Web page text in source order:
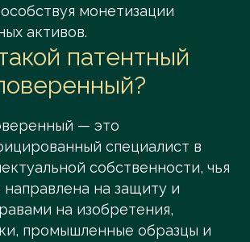
монетизации
активов.
патентный
— это
специалист в
собственности, чья
направлена на защиту и
на изобретения,
промышленные образцы и